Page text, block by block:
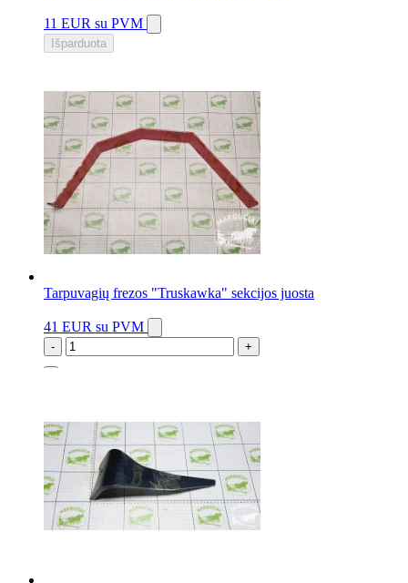
11 EUR su PVM
Išparduota
Tarpuvagių frezos "Truskawka" sekcijos juosta
41 EUR su PVM
- +